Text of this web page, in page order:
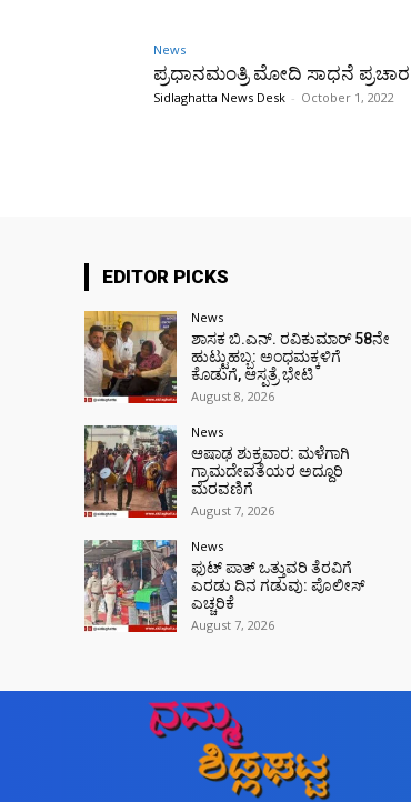
News
ಪ್ರಧಾನಮಂತ್ರಿ ಮೋದಿ ಸಾಧನೆ ಪ್ರಚಾರ
Sidlaghatta News Desk - October 1, 2022
EDITOR PICKS
News
ಶಾಸಕ ಬಿ.ಎನ್. ರವಿಕುಮಾರ್ 58ನೇ
ಹುಟ್ಟುಹಬ್ಬ: ಅಂಧಮಕ್ಕಳಿಗೆ
ಕೊಡುಗೆ, ಆಸ್ಪತ್ರೆ ಭೇಟಿ
August 8, 2026
News
ಆಷಾಢ ಶುಕ್ರವಾರ: ಮಳೆಗಾಗಿ
ಗ್ರಾಮದೇವತೆಯರ ಅದ್ದೂರಿ
ಮೆರವಣಿಗೆ
August 7, 2026
News
ಫುಟ್‌ ಪಾತ್ ಒತ್ತುವರಿ ತೆರವಿಗೆ
ಎರಡು ದಿನ ಗಡುವು: ಪೊಲೀಸ್
ಎಚ್ಚರಿಕೆ
August 7, 2026